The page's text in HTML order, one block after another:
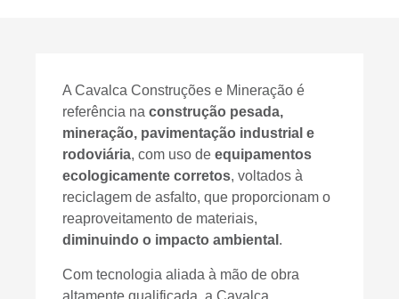
A Cavalca Construções e Mineração é
referência na construção pesada,
mineração, pavimentação industrial e
rodoviária, com uso de equipamentos
ecologicamente corretos, voltados à
reciclagem de asfalto, que proporcionam o
reaproveitamento de materiais,
diminuindo o impacto ambiental .
Com tecnologia aliada à mão de obra
altamente qualificada, a Cavalca